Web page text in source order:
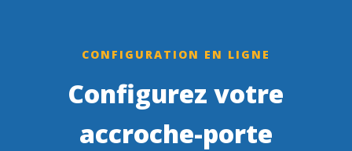
CONFIGURATION EN LIGNE
Configurez votre
accroche-porte